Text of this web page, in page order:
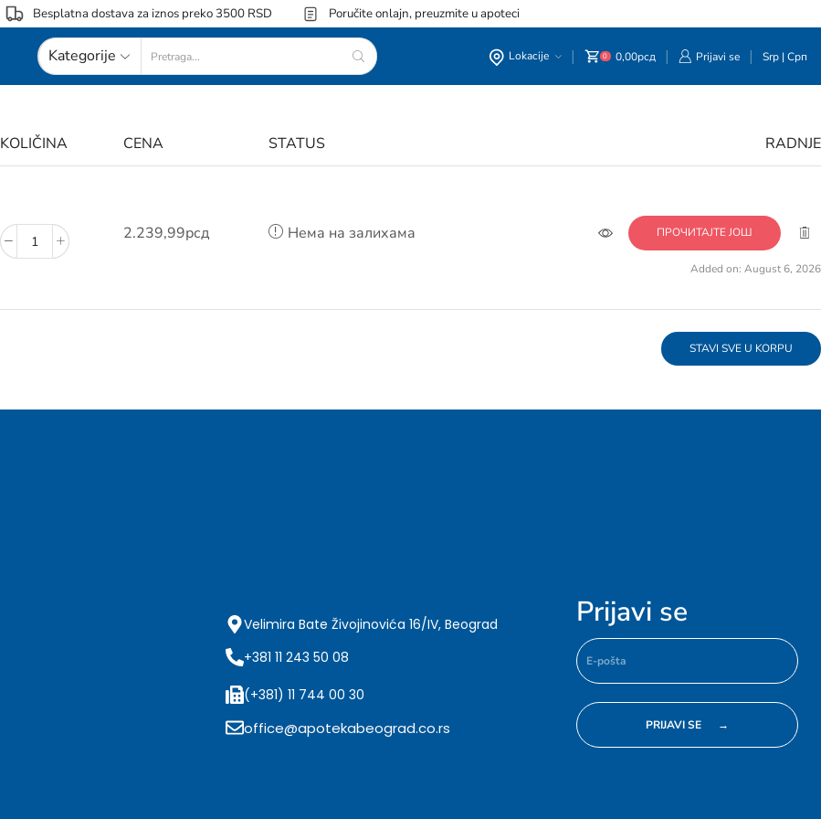
Besplatna dostava za iznos preko 3500 RSD Poručite onlajn, preuzmite u apoteci
Kategorije Lokacije 0 0,00рсд Prijavi se Srp| Срп
KOLIČINA CENA STATUS RADNJE
2.239,99рсд Нема на залихама ПРОЧИТАЈТЕ ЈОШ
Added on: August 6, 2026
STAVI SVE U KORPU
Velimira Bate Živojinovića 16/IV, Beograd
+381 11 243 50 08
(+381) 11 744 00 30
office@apotekabeograd.co.rs
Prijavi se